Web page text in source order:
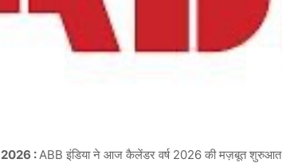
: ABB इंडिया ने आज कैलेंडर वर्ष2026 की मज़बूत शुरुआत